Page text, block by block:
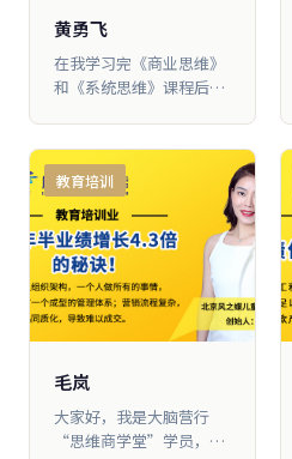
黄勇飞
在我学习完《商业思维》
和《系统思维》课程后，
行薪酬改革，导入晋升机
制、PK机制、养老金机
制、分红机制，还优 化了
产品结构。用两年时间，
就让公司业绩从每年4500
万元增长到6000万元
教育培训
毛岚
大家好，我是大脑营行
“思维商学堂”学员，风